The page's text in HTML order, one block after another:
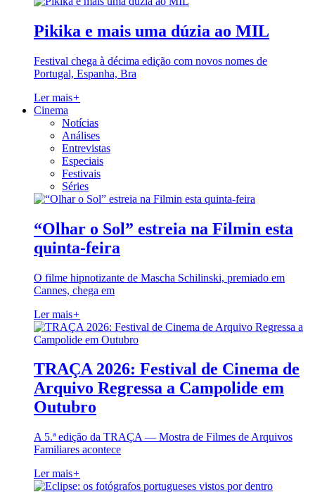
Pikika e mais uma dúzia ao MIL
Festival chega à décima edição com novos nomes de
Portugal, Espanha, Bra
Ler mais+
Cinema
Notícias
Análises
Entrevistas
Especiais
Festivais
Séries
“Olhar o Sol” estreia na Filmin esta
quinta-feira
O filme hipnotizante de Mascha Schilinski, premiado em
Cannes, chega em
Ler mais+
TRAÇA 2026: Festival de Cinema de
Arquivo Regressa a Campolide em
Outubro
A 5.ª edição da TRAÇA — Mostra de Filmes de Arquivos
Familiares acontece
Ler mais+